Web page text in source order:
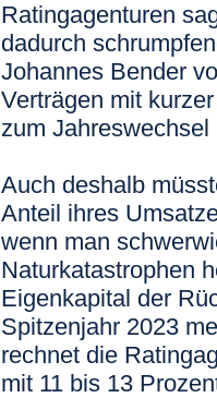
Ratingagenturen
dadurch
Johannes Bender
Verträgen mit
zum
Auch deshalb
Anteil ihres
wenn man
Naturkatastrophen
Eigenkapital der
Spitzenjahr 2023
rechnet die
mit 11 bis 13